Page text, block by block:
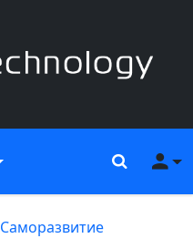
Поиск
Саморазвитие